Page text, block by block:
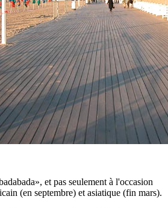
et pas seulement à l'occasion
(en septembre) et asiatique (fin mars).